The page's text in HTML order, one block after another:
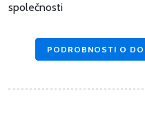
společnosti
PODROBNOSTI O